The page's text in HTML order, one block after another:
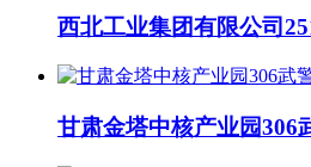
西北工业集团有限公司
甘肃金塔中核产业园306